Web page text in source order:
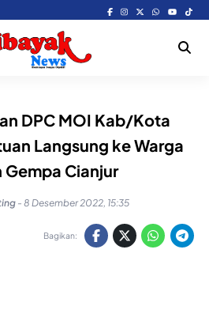
DPC MOI Kab/Kota
Langsung ke Warga
Gempa Cianjur
- 8 Desember 2022, 15:35
Bagikan: